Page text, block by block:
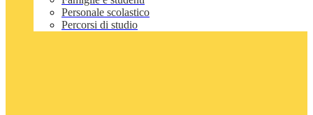
Personale scolastico
Percorsi di studio